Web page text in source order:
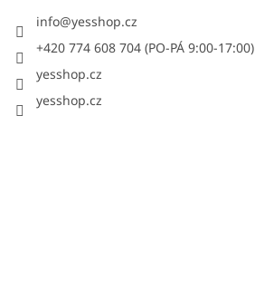
info@yesshop.cz
+420 774 608 704 (PO-PÁ 9:00-17:00)
yesshop.cz
yesshop.cz